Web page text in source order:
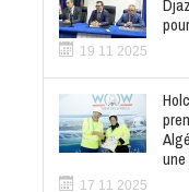
19 11 2025
17 11 2025